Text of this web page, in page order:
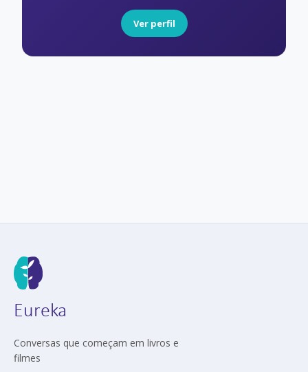
Ver perfil
Eureka
Conversas que começam em livros e
filmes